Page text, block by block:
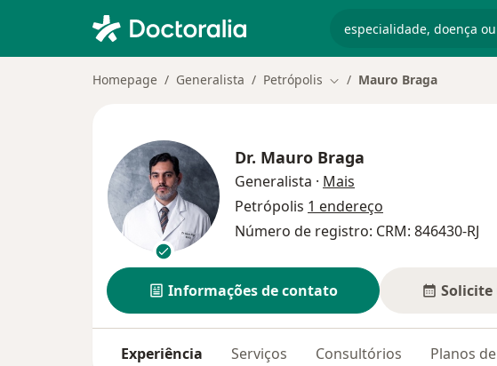
Homepage Generalista Petrópolis Mudar de cidade
Mauro Braga
Dr. Mauro Braga
Generalista · Mais
Petrópolis 1 endereço
Número de registro: CRM: 846430-RJ
Informações de contato
Experiência Serviços Consultórios Planos